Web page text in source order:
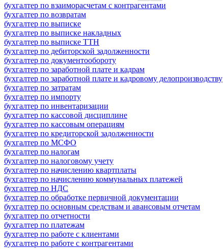
бухгалтер по взаиморасчетам с контрагентами
бухгалтер по возвратам
бухгалтер по выписке
бухгалтер по выписке накладных
бухгалтер по выписке ТТН
бухгалтер по дебиторской задолженности
бухгалтер по документообороту
бухгалтер по заработной плате и кадрам
бухгалтер по заработной плате и кадровому делопроизводству
бухгалтер по затратам
бухгалтер по импорту
бухгалтер по инвентаризации
бухгалтер по кассовой дисциплине
бухгалтер по кассовым операциям
бухгалтер по кредиторской задолженности
бухгалтер по МСФО
бухгалтер по налогам
бухгалтер по налоговому учету
бухгалтер по начислению квартплаты
бухгалтер по начислению коммунальных платежей
бухгалтер по НДС
бухгалтер по обработке первичной документации
бухгалтер по основным средствам и авансовым отчетам
бухгалтер по отчетности
бухгалтер по платежам
бухгалтер по работе с клиентами
бухгалтер по работе с контрагентами